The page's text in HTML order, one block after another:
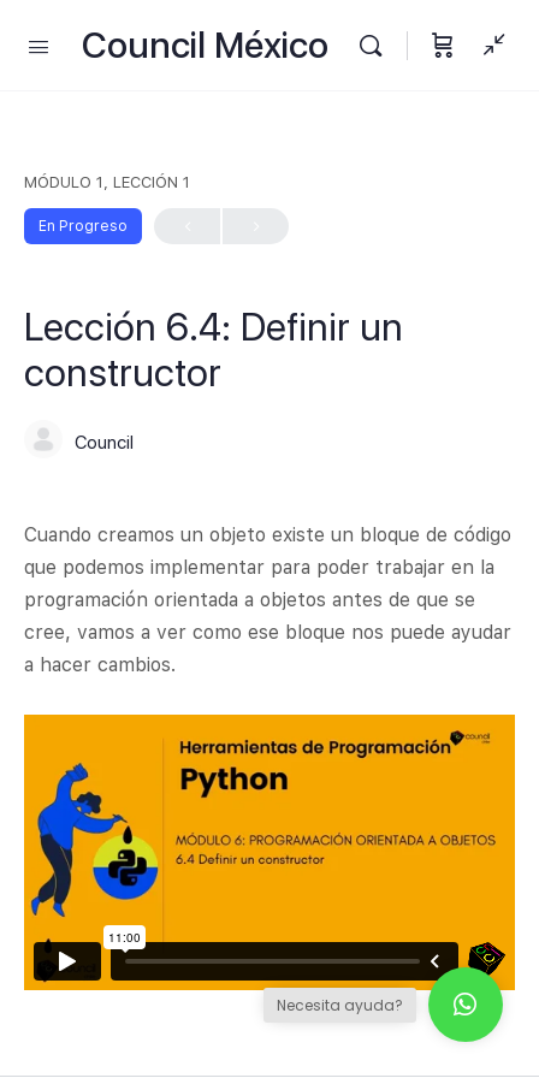
Council México
MÓDULO 1, LECCIÓN 1
En Progreso
Lección 6.4: Definir un
constructor
Council
Cuando creamos un objeto existe un bloque de código
que podemos implementar para poder trabajar en la
programación orientada a objetos antes de que se
cree, vamos a ver como ese bloque nos puede ayudar
a hacer cambios.
Necesita ayuda?